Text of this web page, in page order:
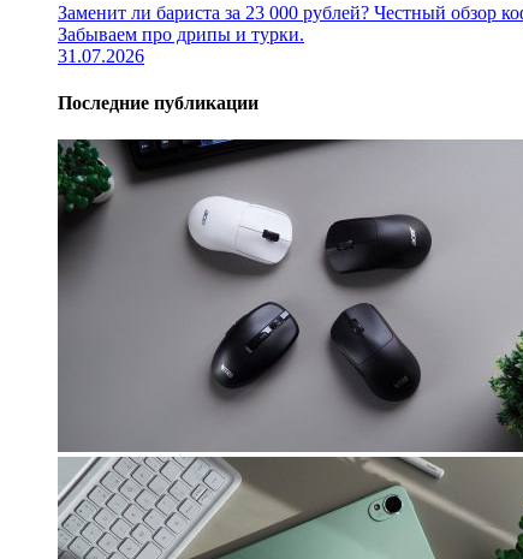
Заменит ли бариста за 23 000 рублей? Честный обзор
Забываем про дрипы и турки.
31.07.2026
Последние публикации